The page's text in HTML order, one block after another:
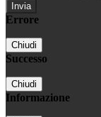
Errore
Chiudi
Successo
Chiudi
Informazione